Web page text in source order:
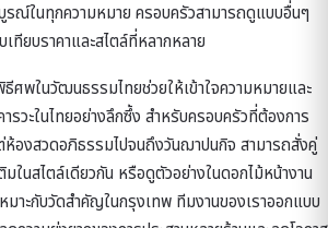
ณ์ในทุกความหมาย ครอบครัวสามารถดูแบบอื่นๆ
เทียบราคาและสไตล์ที่หลากหลาย
ศพในวัฒนธรรมไทยช่วยให้เข้าใจความหมายและ
วะในไทยอย่างลึกซึ้ง สำหรับครอบครัวที่ต้องการ
องสวดอภิธรรมไปจนถึงวันฌาปนกิจ สามารถสั่งคู่
มในสไตล์เดียวกัน หรือดูตัวอย่างในดอกไม้หน้างาน
มาะกับวัดสำคัญในกรุงเทพ ทีมงานของเราออกแบบ